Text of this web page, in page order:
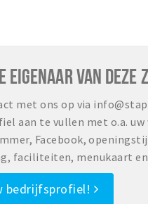
EIGENAAR VAN DEZE
met ons op via
aan te vullen met o.a. uw
Facebook,
faciliteiten, menukaart
bedrijfsprofiel!